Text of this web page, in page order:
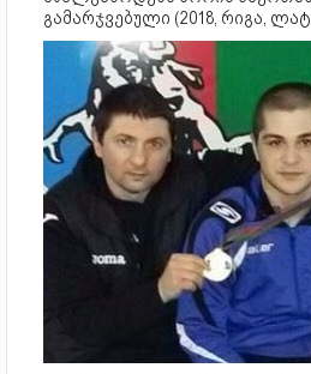
გამარჯვებული (2018, რიგა,